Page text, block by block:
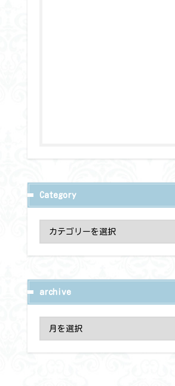
Category
archive